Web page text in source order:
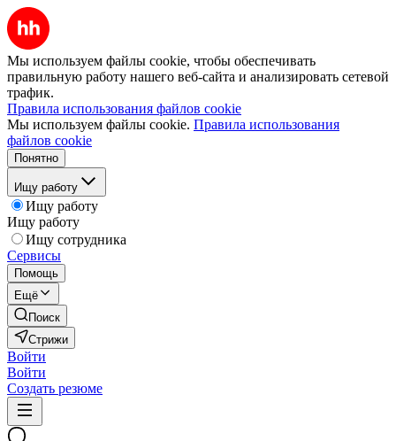
Мы используем файлы cookie, чтобы обеспечивать
правильную работу нашего веб-сайта и анализировать сетевой
трафик.
Правила использования файлов cookie
Мы используем файлы cookie. Правила использования
файлов cookie
Понятно
Ищу работу
Ищу работу
Ищу работу
Ищу сотрудника
Сервисы
Помощь
Ещё
Поиск
Стрижи
Войти
Войти
Создать резюме